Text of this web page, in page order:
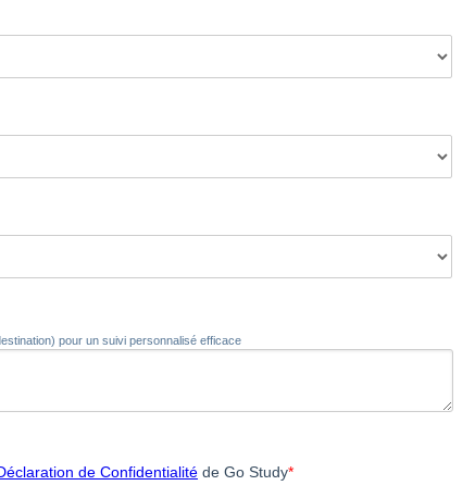
pour un suivi personnalisé efficace
de Confidentialité de Go Study*